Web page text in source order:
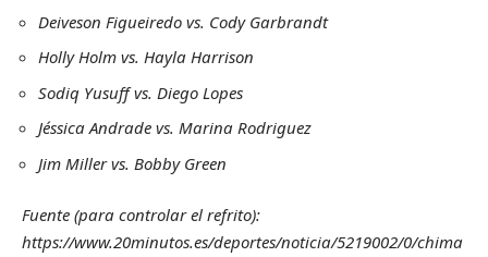
Deiveson Figueiredo vs. Cody Garbrandt
Holly Holm vs. Hayla Harrison
Sodiq Yusuff vs. Diego Lopes
Jéssica Andrade vs. Marina Rodriguez
Jim Miller vs. Bobby Green
Fuente (para controlar el refrito):
https://www.20minutos.es/deportes/noticia/5219002/0/chima